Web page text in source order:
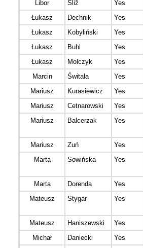
Libor
Sliž Yes
Łukasz
Dechnik Yes
Łukasz
Kobyliński Yes
Łukasz
Buhl Yes
Łukasz
Molczyk Yes
Marcin
Świtała Yes
Mariusz
Kurasiewicz Yes
Mariusz
Cetnarowski Yes
Mariusz
Balcerzak Yes
Mariusz
Zuń Yes
Marta
Sowińska Yes
Marta
Dorenda Yes
Mateusz
Stygar Yes
Mateusz
Haniszewski Yes
Michał
Daniecki Yes